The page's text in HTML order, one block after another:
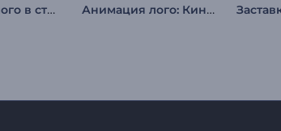
Анимация лого в стиле LED Анимация лого: Кинематографичные частицы